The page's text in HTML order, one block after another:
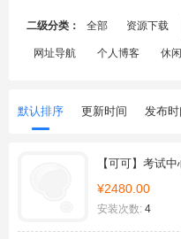
二级分类： 全部 资源下载
网址导航 个人博客 休
默认排序 更新时间 发布时
【可可】考试中
¥2480.00
安装次数: 4